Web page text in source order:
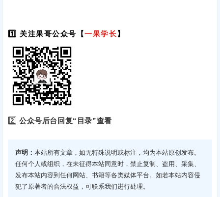
1️⃣ 关注果哥公众号【一果学长】
2️⃣公众号后台回复“目录”查看
声明： 本站所有文章，如无特殊说明或标注，均为本站原创发布。
任何个人或组织，在未征得本站同意时，禁止复制、盗用、采集、
发布本站内容到任何网站、书籍等各类媒体平台。如若本站内容侵
犯了原著者的合法权益，可联系我们进行处理。